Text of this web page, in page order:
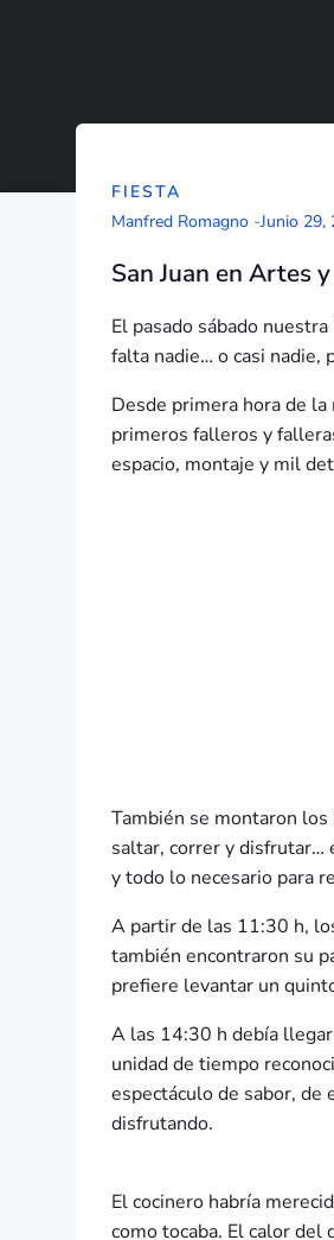
FIESTA
Manfred Romagno -Junio 29,
San Juan en Artes
El pasado sábado
falta nadie… o casi nadie,
Desde primera hora de la
primeros falleros y
espacio, montaje y mil
También se montaron
saltar, correr y disfrutar…
y todo lo necesario para
A partir de las 11:30 h,
también encontraron su
prefiere levantar un
A las 14:30 h debía
unidad de tiempo
espectáculo de sabor, de
disfrutando.
El cocinero habría
como tocaba. El calor del